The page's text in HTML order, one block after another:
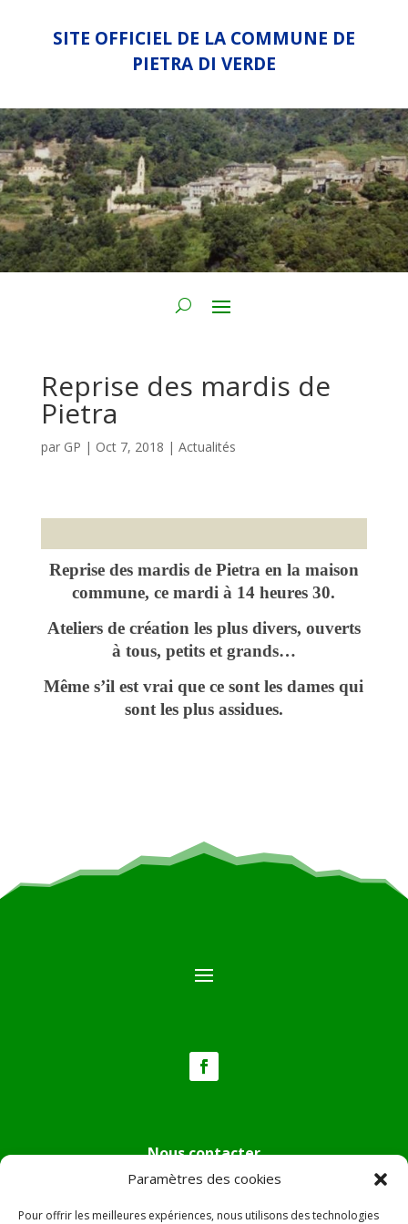
Paramètres des cookies
Pour offrir les meilleures expériences, nous utilisons des technologies
SITE OFFICIEL DE LA COMMUNE DE
PIETRA DI VERDE
Reprise des mardis de
Pietra
par GP | Oct 7, 2018 | Actualités
Reprise des mardis de Pietra en la maison
commune, ce mardi à 14 heures 30.
Ateliers de création les plus divers, ouverts
à tous, petits et grands…
Même s’ilest vrai que ce sont les dames qui
sont les plus assidues.
Nous contacter
Tél :04.95.36.24.02
Mail:
mairie.pietradiverde@wanadoo.fr